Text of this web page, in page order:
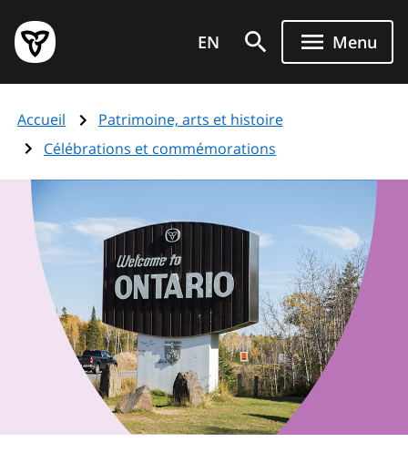
au
contenu
principal
Page
d'accueil
de
l'Ontario
EN Menu
Accueil
Patrimoine, arts et histoire
Célébrations et commémorations